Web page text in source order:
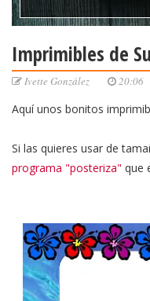
Imprimibles de
Ivette González 20:06
Aquí unos bonitos
Si las quieres usar de
programa "posteriza" que